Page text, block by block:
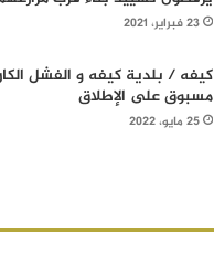
23 فبراير، 2021
كيفه / بلدية كيفه و الفشل
مسبوق على الإطلاق
25 مايو، 2022